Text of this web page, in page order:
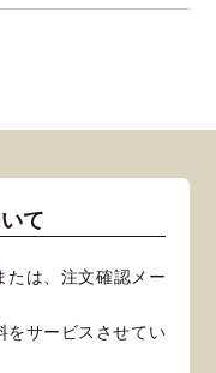
て
たは、注文確認メー
をサービスさせてい